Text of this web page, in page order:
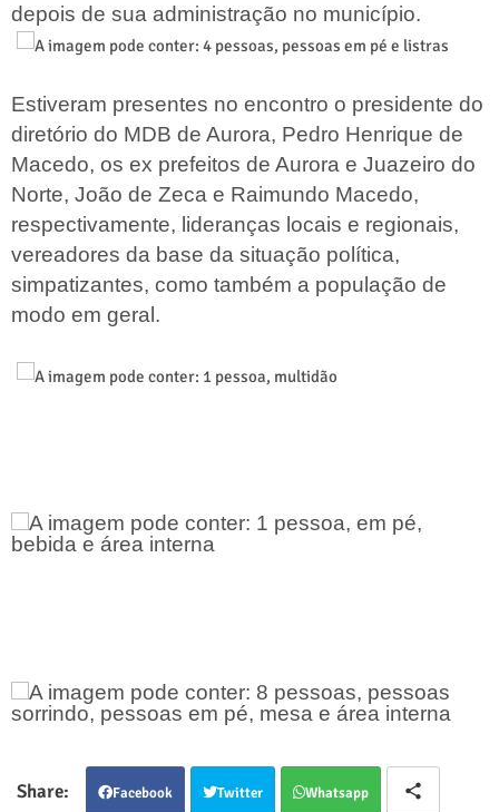
depois de sua administração no município.
Estiveram presentes no encontro o presidente do
diretório do MDB de Aurora, Pedro Henrique de
Macedo, os ex prefeitos de Aurora e Juazeiro do
Norte, João de Zeca e Raimundo Macedo,
respectivamente, lideranças locais e regionais,
vereadores da base da situação política,
simpatizantes, como também a população de
modo em geral.
Facebook Twitter Whatsapp